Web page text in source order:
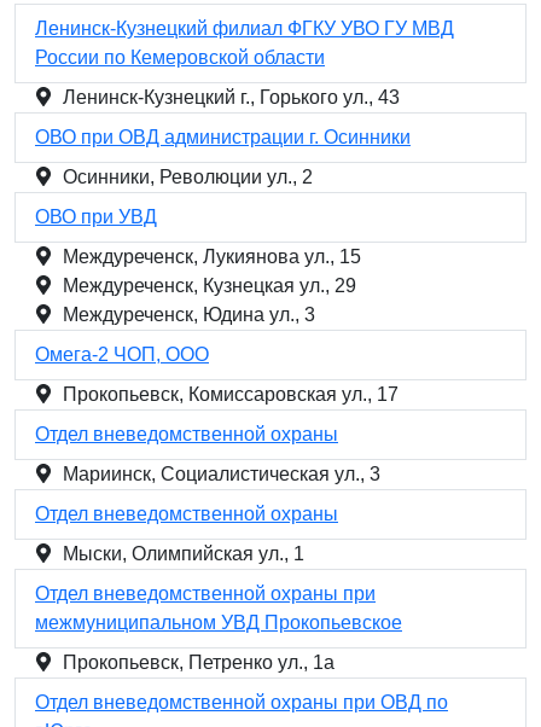
Ленинск-Кузнецкий филиал ФГКУ УВО ГУ МВД
России по Кемеровской области
Ленинск-Кузнецкий г., Горького ул., 43
ОВО при ОВД администрации г. Осинники
Осинники, Революции ул., 2
ОВО при УВД
Междуреченск, Лукиянова ул., 15
Междуреченск, Кузнецкая ул., 29
Междуреченск, Юдина ул., 3
Омега-2 ЧОП, ООО
Прокопьевск, Комиссаровская ул., 17
Отдел вневедомственной охраны
Мариинск, Социалистическая ул., 3
Отдел вневедомственной охраны
Мыски, Олимпийская ул., 1
Отдел вневедомственной охраны при
межмуниципальном УВД Прокопьевское
Прокопьевск, Петренко ул., 1а
Отдел вневедомственной охраны при ОВД по